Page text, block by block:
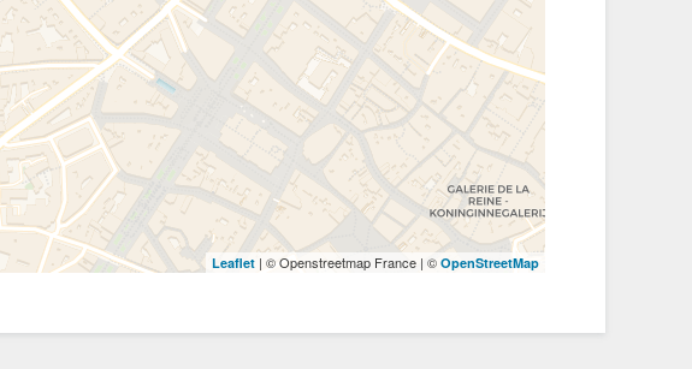
Leaflet | © Openstreetmap France | © OpenStreetMap